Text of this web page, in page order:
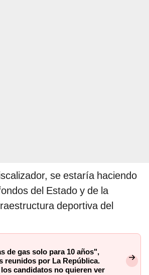
se estaría haciendo
del Estado y de la
deportiva del
de gas solo para 10 años",
reunidos por La República.
candidatos no quieren ver